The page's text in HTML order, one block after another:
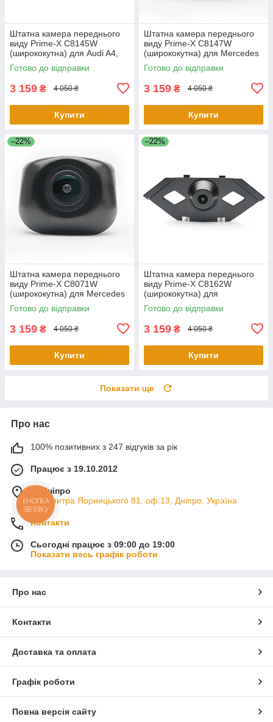
Штатна камера переднього
виду Prime-X C8145W
(ширококутна) для Audi A4,
A4L 2017-2018
Готово до відправки
3 159 ₴ 4 050 ₴
Купити
Штатна камера переднього
виду Prime-X C8147W
(ширококутна) для Mercedes
E-class 2016-2019
Готово до відправки
3 159 ₴ 4 050 ₴
Купити
–22%
Штатна камера переднього
виду Prime-X С8071W
(ширококутна) для Mercedes
S-Class W222, V222, X222
2015-2017
Готово до відправки
3 159 ₴ 4 050 ₴
Купити
–22%
Штатна камера переднього
виду Prime-X C8162W
(ширококутна) для
Volkswagen Tiguan L 2016
2017
Готово до відправки
3 159 ₴ 4 050 ₴
Купити
Показати ще
Про нас
100% позитивних з 247 відгуків за рік
Працює з 19.10.2012
м. Дніпро
пр. Дмитра Яорницького 81, оф.13, Дніпро, Україна
Контакти
Сьогодні працює з 09:00 до 19:00
Показати весь графік роботи
Про нас
Контакти
Доставка та оплата
Графік роботи
Повна версія сайту
КНОПКА
ЗВ'ЯЗКУ